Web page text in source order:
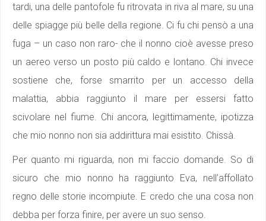
tardi, una delle pantofole fu ritrovata in riva al mare, su una
delle spiagge più belle della regione. Ci fu chi pensò a una
fuga – un caso non raro- che il nonno cioè avesse preso
un aereo verso un posto più caldo e lontano. Chi invece
sostiene che, forse smarrito per un accesso della
malattia, abbia raggiunto il mare per essersi fatto
scivolare nel fiume. Chi ancora, legittimamente, ipotizza
che mio nonno non sia addirittura mai esistito. Chissà.
Per quanto mi riguarda, non mi faccio domande. So di
sicuro che mio nonno ha raggiunto Eva, nell’affollato
regno delle storie incompiute. E credo che una cosa non
debba per forza finire, per avere un suo senso.